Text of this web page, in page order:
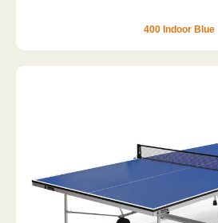
400 Indoor Blue